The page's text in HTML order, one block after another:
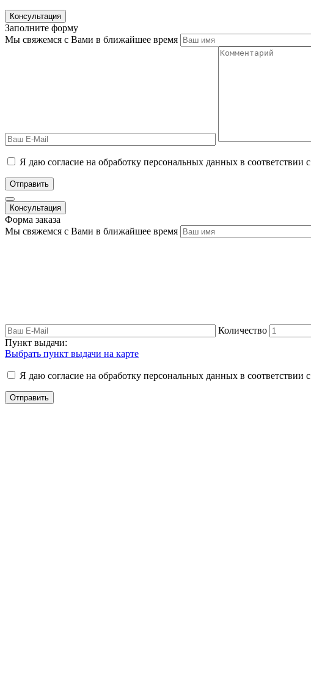
Консультация
Заполните форму
Мы свяжемся с Вами в ближайшее время
Я даю согласие на обработку персональных данных в соответствии с
Отправить
Консультация
Форма заказа
Мы свяжемся с Вами в ближайшее время
Количество
Пункт выдачи:
Выбрать пункт выдачи на карте
Я даю согласие на обработку персональных данных в соответствии с
Отправить